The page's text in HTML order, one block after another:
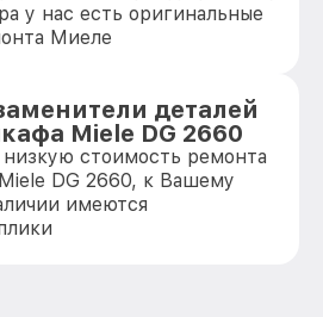
у нас есть оригинальные
Миеле
деталей
Miele DG 2660
стоимость ремонта
DG 2660, к Вашему
имеются